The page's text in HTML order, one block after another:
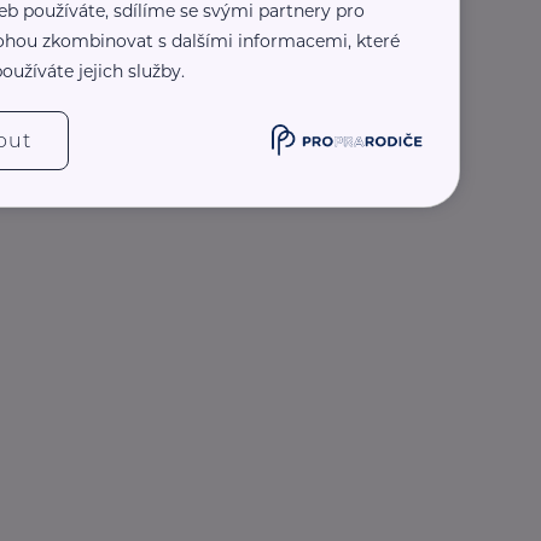
používáte, sdílíme se svými partnery pro
zkombinovat s dalšími informacemi, které
jejich služby.